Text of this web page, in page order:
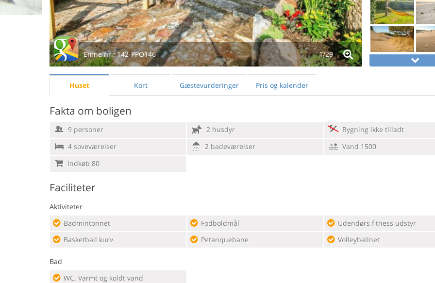
Emne nr.:142-PPO146 1/29
Huset Kort Gæstevurderinger Pris og kalender
Fakta om boligen
9 personer 2 husdyr
Rygning ikke tilladt
4 soveværelser
2 badeværelser
Vand 1500
Indkøb 80
Faciliteter
Aktiviteter
Badmintonnet
Basketball kurv
Fodboldmål
Petanquebane
Udendørs fitness udstyr
Volleyballnet
Bad
WC. Varmt og koldt vand